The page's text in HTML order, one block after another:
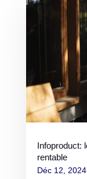
Infoproduct:
rentable
Déc 12, 2024